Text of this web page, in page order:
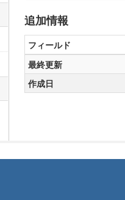
追加情報
フィールド
最終更新
作成日